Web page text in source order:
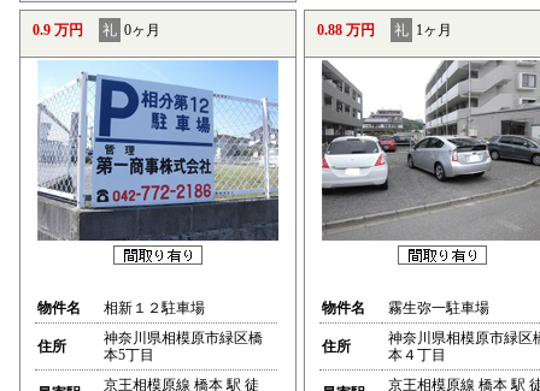
0.9 万円 礼 0ヶ月
物件名 相新１２駐車場
住所
神奈川県相模原市緑区橋
本5丁目
京王相模原線 橋本 駅 徒
0.88 万円 礼 1ヶ月
物件名 霧生弥一駐車場
住所
神奈川県相模原市緑区
本４丁目
京王相模原線 橋本 駅